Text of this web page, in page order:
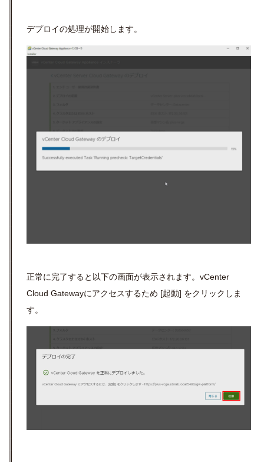
デプロイの処理が開始します。
正常に完了すると以下の画面が表示されます。 vCenter
Cloud Gatewayにアクセスするため [起動] をクリックしま
す。